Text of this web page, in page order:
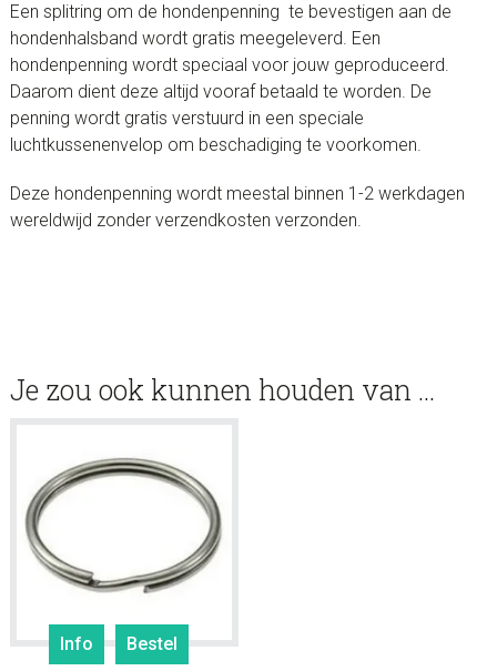
Een splitring om de hondenpenning te bevestigen aan de
hondenhalsband wordt gratis meegeleverd. Een
hondenpenning wordt speciaal voor jouw geproduceerd.
Daarom dient deze altijd vooraf betaald te worden. De
penning wordt gratis verstuurd in een speciale
luchtkussenenvelop om beschadiging te voorkomen.
Deze hondenpenning wordt meestal binnen 1-2 werkdagen
wereldwijd zonder verzendkosten verzonden.
Je zou ook kunnen houden van …
Info Bestel